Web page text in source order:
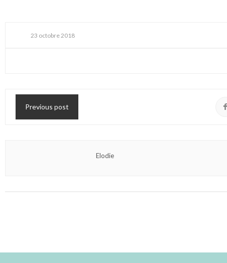
23 octobre 2018
Previous post
Elodie